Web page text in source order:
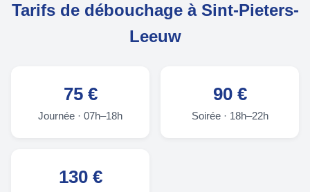
Tarifs de débouchage à Sint-Pieters-
Leeuw
75 €
Journée · 07h–18h
90 €
Soirée · 18h–22h
130 €